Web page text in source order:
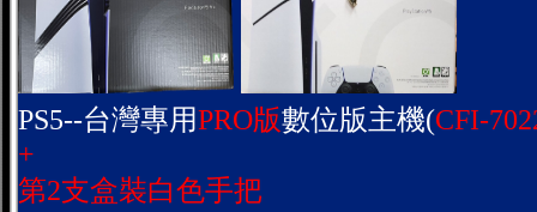
PS5--台灣專用PRO版數位版主機(CFI-
+
第2支盒裝白色手把